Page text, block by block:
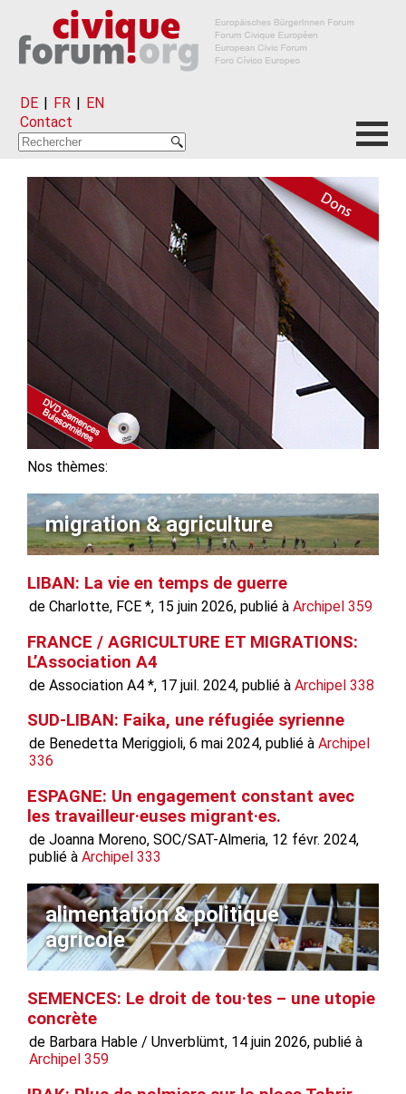
DE | FR | EN
Contact
Nos thèmes:
migration & agriculture
LIBAN: La vie en temps de guerre
de Charlotte, FCE *, 15 juin 2026, publié à Archipel 359
FRANCE / AGRICULTURE ET MIGRATIONS:
L’Association A4
de Association A4 *, 17 juil. 2024, publié à Archipel 338
SUD-LIBAN: Faika, une réfugiée syrienne
de Benedetta Meriggioli, 6 mai 2024, publié à Archipel
336
ESPAGNE: Un engagement constant avec
les travailleur·euses migrant·es.
de Joanna Moreno, SOC/SAT-Almeria, 12 févr. 2024,
publié à Archipel 333
alimentation & politique
agricole
SEMENCES: Le droit de tou·tes – une utopie
concrète
de Barbara Hable / Unverblümt, 14 juin 2026, publié à
Archipel 359